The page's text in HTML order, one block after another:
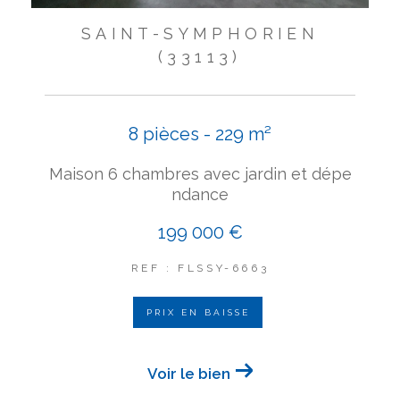
SAINT-SYMPHORIEN
(33113)
8 pièces - 229 m²
Maison 6 chambres avec jardin et dépe
ndance
199 000 €
REF : FLSSY-6663
PRIX EN BAISSE
Voir le bien